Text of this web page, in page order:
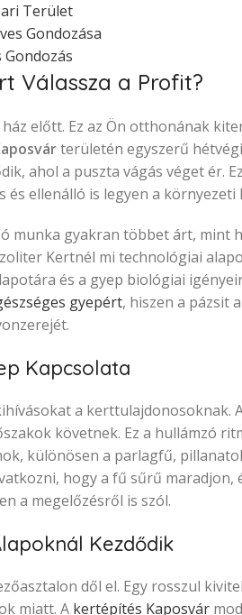
Terület
Gondozása
Válassza a Profit?
előtt. Ez az Ön otthonának
területén egyszerű
ahol a puszta vágás véget ér.
és ellenálló is legyen a környezeti
munka gyakran többet árt, mint
Kertnél mi technológiai
és a gyep biológiai
gyepért, hiszen a pázsit
Kapcsolata
a
követnek. Ez a hullámzó
különösen a parlagfű,
hogy a fű sűrű
a megelőzésről is szól.
Kezdődik
dől el. Egy rosszul
miatt. A kertépítés Kaposvár